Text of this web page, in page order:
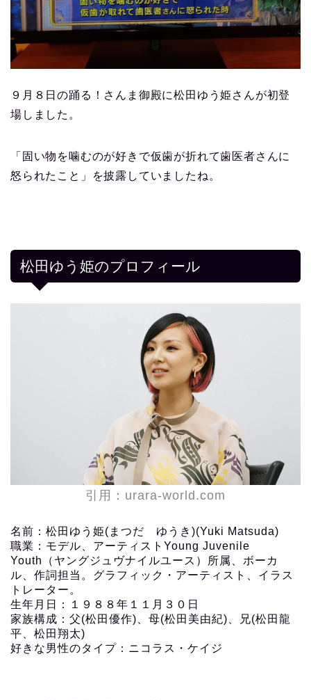
９月８日の踊る！さんま御殿に松田ゆう姫さんが初登
場しました。
「固い物を噛むのが好きで仮歯が折れて歯医者さんに
怒られたこと」を披露していましたね。
松田ゆう姫のプロフィール
引用：urara-world.com
名前：松田ゆう姫(まつだ ゆうき)(Yuki Matsuda)
職業：モデル、アーティストYoung Juvenile
Youth（ヤングジュヴナイルユース）所属、ボーカ
ル、作詞担当。グラフィック・アーティスト、イラス
トレーター。
生年月日：１９８８年１１月３０日
家族構成：父(松田優作)、母(松田美由紀)、兄(松田龍
平、松田翔太)
好きな男性のタイプ：ニコラス・ケイジ